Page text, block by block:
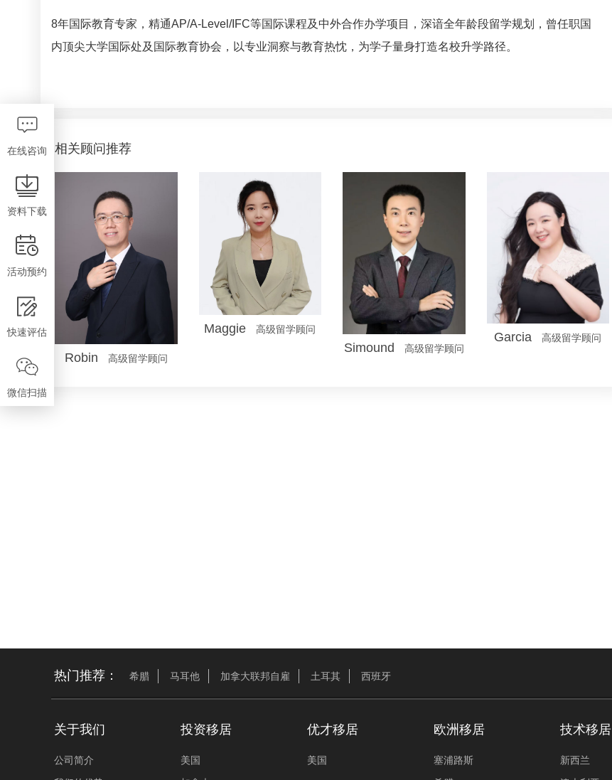
8年国际教育专家，精通AP/A-Level/IFC等国际课程及中外合作办学项目，深谙全年龄段留学规划，曾任职国
内顶尖大学国际处及国际教育协会，以专业洞察与教育热忱，为学子量身打造名校升学路径。
相关顾问推荐
Robin 高级留学顾问
Maggie 高级留学顾问
Simound 高级留学顾问
Garcia 高级留学顾问
热门推荐： 希腊 马耳他 加拿大联邦自雇 土耳其 西班牙
关于我们
公司简介
投资移居
美国
优才移居
美国
欧洲移居
塞浦路斯
技术移居
新西兰
在线咨询
资料下载
活动预约
快速评估
微信扫描